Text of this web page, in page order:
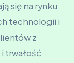
się na rynku
technologii i
z
trwałość